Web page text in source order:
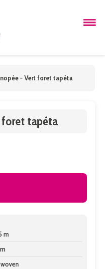
- Vert foret tapéta
foret tapéta
m